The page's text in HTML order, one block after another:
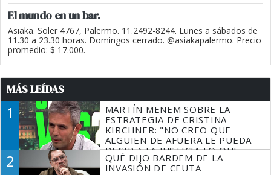
El mundo en un bar.
Asiaka. Soler 4767, Palermo. 11.2492-8244. Lunes a sábados de
11.30 a 23.30 horas. Domingos cerrado. @asiakapalermo. Precio
promedio: $ 17.000.
MÁS LEÍDAS
1
MARTÍN MENEM SOBRE LA
ESTRATEGIA DE CRISTINA
KIRCHNER: "NO CREO QUE
ALGUIEN DE AFUERA LE PUEDA
DECIR A LA JUSTICIA LO QUE
TIENE QUE HACER"
2
QUÉ DIJO BARDEM DE LA
INVASIÓN DE CEUTA